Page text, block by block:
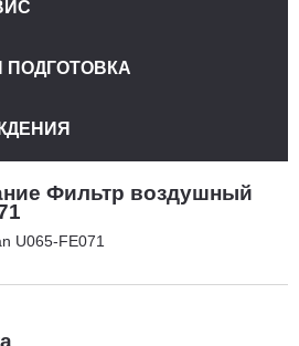
Фильтр воздушный
U065-FE071
ПОДГОТОВКА